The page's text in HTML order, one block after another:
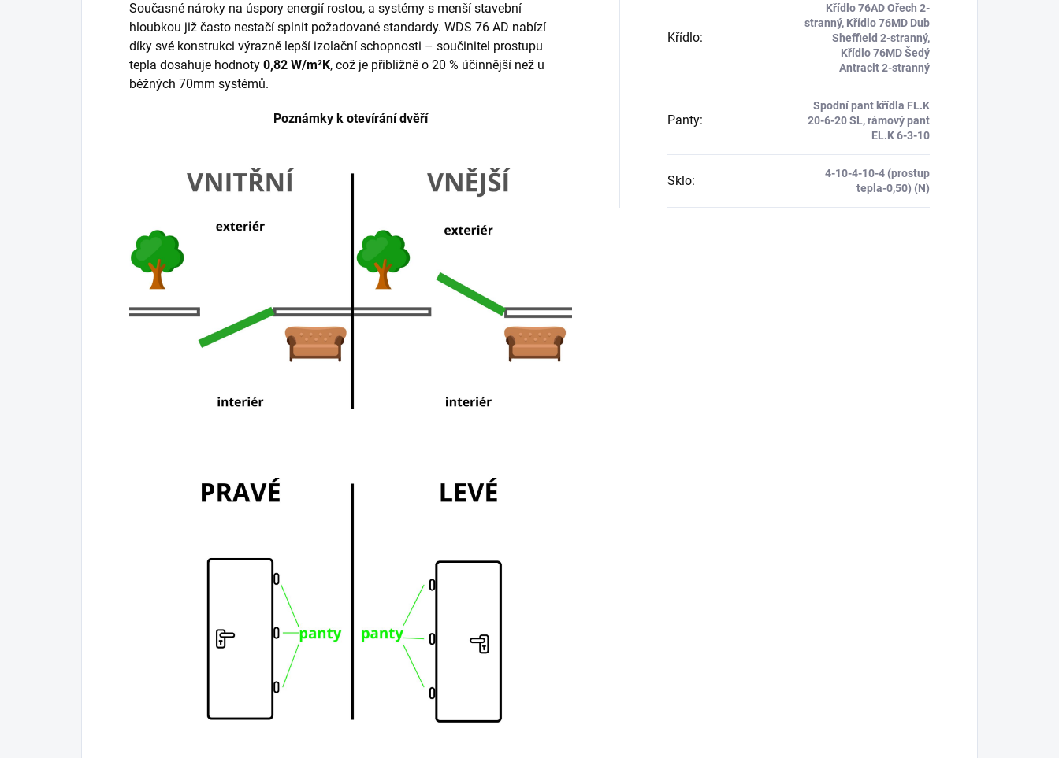
Současné nároky na úspory energií rostou, a systémy s menší stavební
hloubkou již často nestačí splnit požadované standardy. WDS 76 AD nabízí
díky své konstrukci výrazně lepší izolační schopnosti – součinitel prostupu
tepla dosahuje hodnoty 0,82 W/m²K, což je přibližně o 20 % účinnější než u
běžných 70mm systémů.
Poznámky k otevírání dvěří
Křídlo:
Křídlo 76AD Ořech 2-
stranný, Křídlo 76MD Dub
Sheffield 2-stranný,
Křídlo 76MD Šedý
Antracit 2-stranný
Panty:
Spodní pant křídla FL.K
20-6-20 SL, rámový pant
EL.K 6-3-10
Sklo:
4-10-4-10-4 (prostup
tepla-0,50) (N)